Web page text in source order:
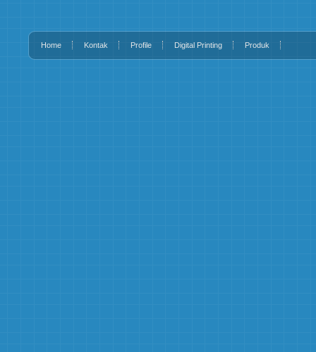
Home Kontak Profile Digital Printing Produk